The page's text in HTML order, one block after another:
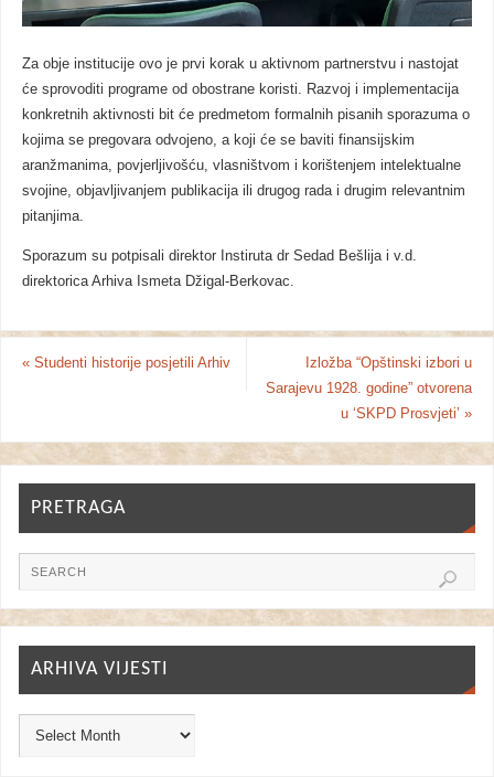
Za obje institucije ovo je prvi korak u aktivnom partnerstvu i nastojat
će sprovoditi programe od obostrane koristi. Razvoj i implementacija
konkretnih aktivnosti bit će predmetom formalnih pisanih sporazuma o
kojima se pregovara odvojeno, a koji će se baviti finansijskim
aranžmanima, povjerljivošću, vlasništvom i korištenjem intelektualne
svojine, objavljivanjem publikacija ili drugog rada i drugim relevantnim
pitanjima.
Sporazum su potpisali direktor Instiruta dr Sedad Bešlija i v.d.
direktorica Arhiva Ismeta Džigal-Berkovac.
«Studenti historije posjetili Arhiv
Izložba “Opštinski izbori u
Sarajevu 1928. godine” otvorena
u ‘SKPD Prosvjeti’»
PRETRAGA
ARHIVA VIJESTI